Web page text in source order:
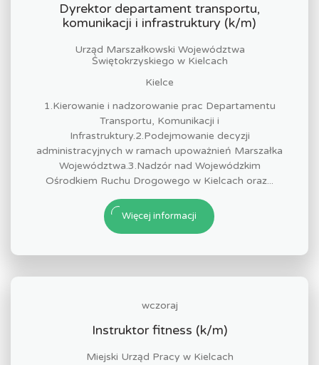
Dyrektor departament transportu,
komunikacji i infrastruktury (k/m)
Urząd Marszałkowski Województwa
Świętokrzyskiego w Kielcach
Kielce
1.Kierowanie i nadzorowanie prac Departamentu
Transportu, Komunikacji i
Infrastruktury.2.Podejmowanie decyzji
administracyjnych w ramach upoważnień Marszałka
Województwa.3.Nadzór nad Wojewódzkim
Ośrodkiem Ruchu Drogowego w Kielcach oraz...
Więcej informacji
wczoraj
Instruktor fitness (k/m)
Miejski Urząd Pracy w Kielcach